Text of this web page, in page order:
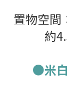
置物空間
約
●米